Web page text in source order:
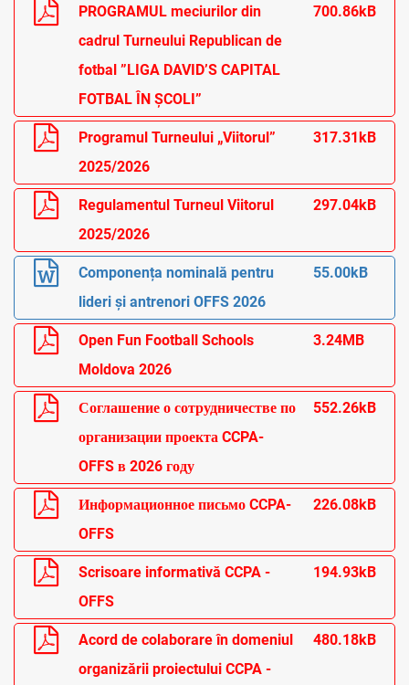
PROGRAMUL meciurilor din
cadrul Turneului Republican de
fotbal ”LIGA DAVID’S CAPITAL
FOTBAL ÎN ȘCOLI”
700.86kB
Programul Turneului „Viitorul”
2025/2026
317.31kB
Regulamentul Turneul Viitorul
2025/2026
297.04kB
Componența nominală pentru
lideri și antrenori OFFS 2026
55.00kB
Open Fun Football Schools
Moldova 2026
3.24MB
Соглашение о сотрудничестве по
организации проекта CCPA-
OFFS в 2026 году
552.26kB
Информационное письмо CCPA-
OFFS
226.08kB
Scrisoare informativă CCPA -
OFFS
194.93kB
Acord de colaborare în domeniul
organizării proiectului CCPA -
480.18kB